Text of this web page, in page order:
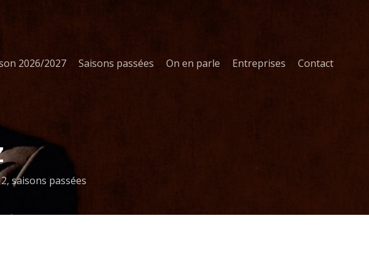
2026/2027 Saisons passées On en parle Entreprises Contact
, saisons passées